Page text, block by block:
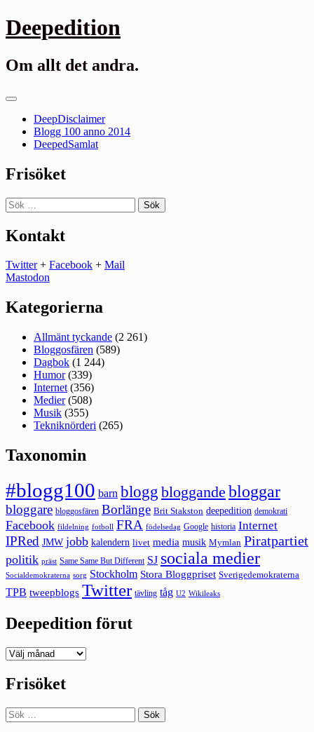
Gå
till
Deepedition
Om allt det andra.
Primär
DeepDisclaimer
Blogg 100 anno 2014
DeepedSamlat
Frisöket
Sök
efter:
Kontakt
Twitter+ Facebook + Mail
Mastodon
Kategorierna
Allmänt tyckande (2 261)
Bloggosfären (589)
Dagbok (1 244)
Humor(339)
Internet (356)
Medier(508)
Musik (355)
Tekniknörderi (265)
Taxonomin
#blogg100 barn blogg bloggande bloggar
bloggare bloggosfären Borlänge Brit Stakston deepedition demokrati
Facebook fildelning fotboll FRA födelsedag Google historia Internet
IPRed JMW jobb kalendern livet media musik Mymlan Piratpartiet
politik präst Same Same But Different SJ sociala medier
Socialdemokraterna sorg Stockholm Stora Bloggpriset Sverigedemokraterna
TPB tweepblogs Twitter tävling tåg U2 Wikileaks
Deepedition förut
Deepedition
Frisöket
Sök
efter: